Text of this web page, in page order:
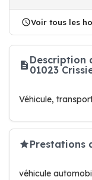
Voir tous les
Description
01023
Véhicule,
Prestations
véhicule